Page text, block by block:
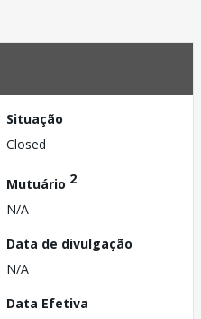
Situação
Closed
Mutuário 2
N/A
Data de divulgação
N/A
Data Efetiva